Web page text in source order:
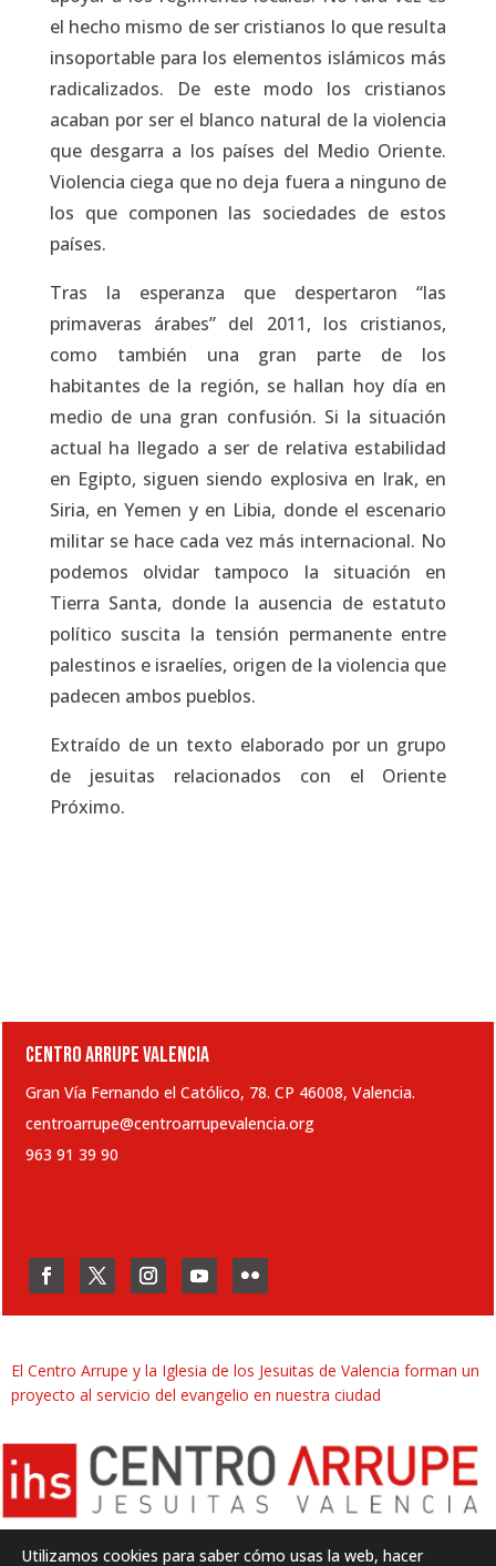
el hecho mismo de ser cristianos lo que resulta
insoportable para los elementos islámicos más
radicalizados. De este modo los cristianos
acaban por ser el blanco natural de la violencia
que desgarra a los países del Medio Oriente.
Violencia ciega que no deja fuera a ninguno de
los que componen las sociedades de estos
países.
Tras la esperanza que despertaron “las
primaveras árabes” del 2011, los cristianos,
como también una gran parte de los
habitantes de la región, se hallan hoy día en
medio de una gran confusión. Si la situación
actual ha llegado a ser de relativa estabilidad
en Egipto, siguen siendo explosiva en Irak, en
Siria, en Yemen y en Libia, donde el escenario
militar se hace cada vez más internacional. No
podemos olvidar tampoco la situación en
Tierra Santa, donde la ausencia de estatuto
político suscita la tensión permanente entre
palestinos e israelíes, origen de la violencia que
padecen ambos pueblos.
Extraído de un texto elaborado por un grupo
de jesuitas relacionados con el Oriente
Próximo.
CENTRO ARRUPE VALENCIA
Gran Vía Fernando el Católico, 78. CP 46008, Valencia.
centroarrupe@centroarrupevalencia.org
963 91 39 90
El Centro Arrupe y la Iglesia de los Jesuitas de Valencia forman un
proyecto al servicio del evangelio en nuestra ciudad
Utilizamos cookies para saber cómo usas la web, hacer